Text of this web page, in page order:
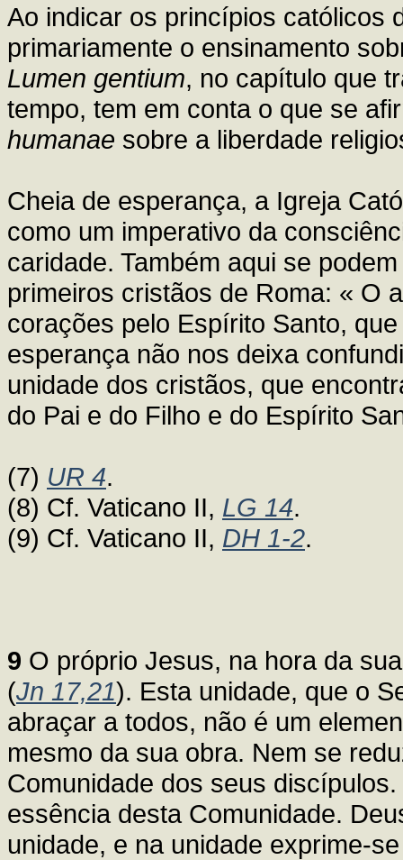
Ao indicar os princípios católicos
primariamente o ensinamento
Lumen gentium, no capítulo que
tempo, tem em conta o que se
humanae sobre a liberdade
Cheia de esperança, a Igreja
como um imperativo da
caridade. Também aqui se
primeiros cristãos de Roma: « O
corações pelo Espírito Santo,
esperança não nos deixa
unidade dos cristãos, que
do Pai e do Filho e do Espírito
(7) UR 4.
(8) Cf. Vaticano II, LG 14.
(9) Cf. Vaticano II, DH 1-2.
9 O próprio Jesus, na hora da
(Jn 17,21). Esta unidade, que o
abraçar a todos, não é um
mesmo da sua obra. Nem se
Comunidade dos seus
essência desta Comunidade.
unidade, e na unidade exprime-